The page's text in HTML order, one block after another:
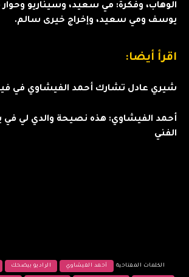
الوهاب، وفكرة: مي سعيد، وسيناريو وحوار
يوسف ومي سعيد، وإخراج خيرى سالم.
اقرأ أيضا:
شيري عادل تشارك أحمد الفيشاوي في
أحمد الفيشاوي: هذه نصيحة والدي لي في
الفني
الكلمات المفتاحية أحمد الفيشاوي الراديو بيضحك